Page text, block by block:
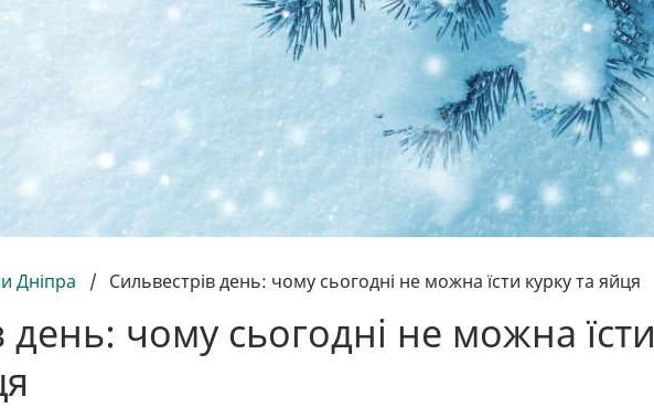
Дніпра / Сильвестрів день: чому сьогодні не можна їсти курку та яйця
день: чому сьогодні не можна їсти